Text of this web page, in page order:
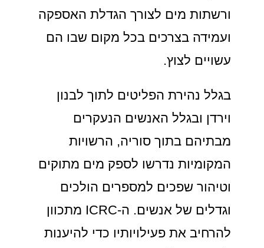
ורשתות מים לצורך הגדלת האספקה
ועמידה בצרכים בכל מקום שבו הם
עשויים לצוץ.
בגלל נהירת הפליטים לתוך לבנון
וירדן ובגלל האנשים הנעקרים
מבתיהם בתוך סוריה, הרשויות
המקומיות נדרשו לספק מים מתוקים
וטיהור שפכים למספרים הולכים
וגדלים של אנשים. ה-ICRC מתכוון
להרחיב את פעילויותיו כדי להיענות